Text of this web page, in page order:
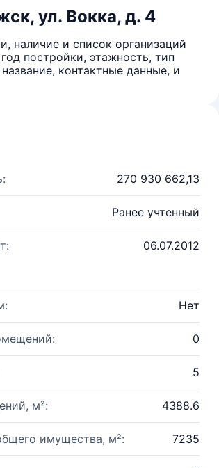
ул. Вокка, д. 4
наличие и список организаций
постройки, этажность, тип
контактные данные, и
270 930 662,13
Ранее учтенный
06.07.2012
Нет
0
5
м²: 4388.6
имущества, м²: 7235